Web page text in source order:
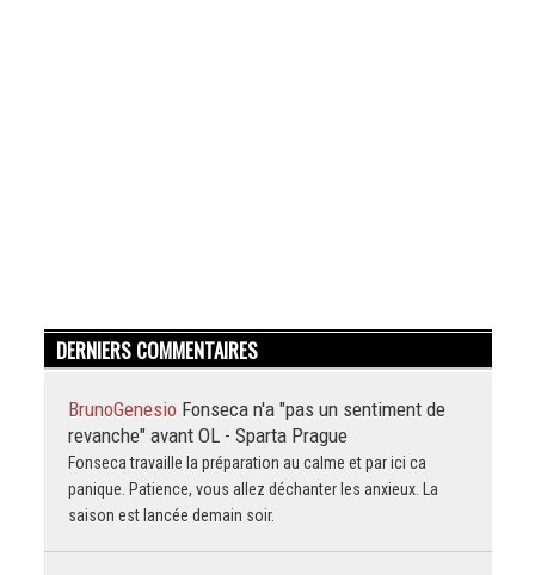
DERNIERS COMMENTAIRES
BrunoGenesio Fonseca n'a "pas un sentiment de
revanche" avant OL - Sparta Prague
Fonseca travaille la préparation au calme et par ici ca
panique. Patience, vous allez déchanter les anxieux. La
saison est lancée demain soir.